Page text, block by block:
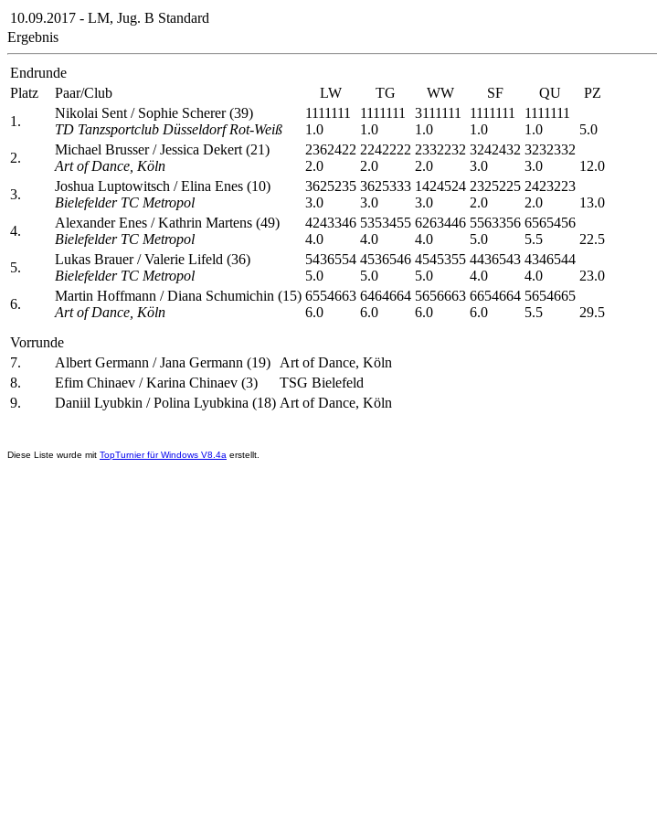
10.09.2017 - LM, Jug. B Standard
Ergebnis
Endrunde
Platz
Paar/Club LW TG WW SF QU
PZ
1.
Nikolai Sent / Sophie Scherer (39)
TD Tanzsportclub Düsseldorf Rot-Weiß
1111111
1.0
1111111
1.0
3111111
1.0
1111111
1.0
1111111
1.0
5.0
2.
Michael Brusser / Jessica Dekert (21)
Art of Dance, Köln
2362422
2.0
2242222
2.0
2332232
2.0
3242432
3.0
3232332
3.0
12.0
3.
Joshua Luptowitsch / Elina Enes (10)
Bielefelder TC Metropol
3625235
3.0
3625333
3.0
1424524
3.0
2325225
2.0
2423223
2.0
13.0
4.
Alexander Enes / Kathrin Martens (49)
Bielefelder TC Metropol
4243346
4.0
5353455
4.0
6263446
4.0
5563356
5.0
6565456
5.5
22.5
5.
Lukas Brauer / Valerie Lifeld (36)
Bielefelder TC Metropol
5436554
5.0
4536546
5.0
4545355
5.0
4436543
4.0
4346544
4.0
23.0
6.
Martin Hoffmann / Diana Schumichin (15)
Art of Dance, Köln
6554663
6.0
6464664
6.0
5656663
6.0
6654664
6.0
5654665
5.5
29.5
Vorrunde
7.
Albert Germann / Jana Germann (19)
Art of Dance, Köln
8.
Efim Chinaev / Karina Chinaev (3)
TSG Bielefeld
9.
Daniil Lyubkin / Polina Lyubkina (18) Art of Dance, Köln
Diese Liste wurde mit TopTurnier für Windows V8.4a erstellt.